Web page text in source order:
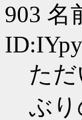
903 名
た
ぶ